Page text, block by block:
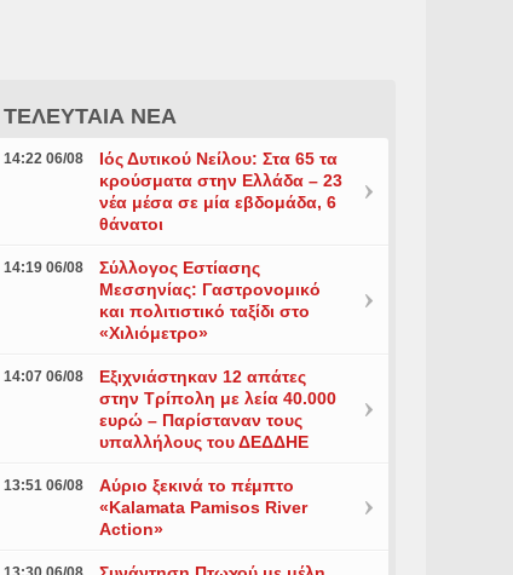
ΤΕΛΕΥΤΑΙΑ ΝΕΑ
14:22 06/08
Ιός Δυτικού Νείλου: Στα 65 τα
κρούσματα στην Ελλάδα – 23
νέα μέσα σε μία εβδομάδα, 6
θάνατοι
14:19 06/08
Σύλλογος Εστίασης
Μεσσηνίας: Γαστρονομικό
και πολιτιστικό ταξίδι στο
«Χιλιόμετρο»
14:07 06/08
Εξιχνιάστηκαν 12 απάτες
στην Τρίπολη με λεία 40.000
ευρώ – Παρίσταναν τους
υπαλλήλους του ΔΕΔΔΗΕ
13:51 06/08
Αύριο ξεκινά το πέμπτο
«Kalamata Pamisos River
Action»